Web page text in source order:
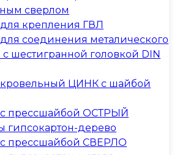
сверлом
крепления ГВЛ
соединения металического
шестигранной головкой DIN
ЦИНК с шайбой
прессшайбой ОСТРЫЙ
гипсокартон-дерево
прессшайбой СВЕРЛО